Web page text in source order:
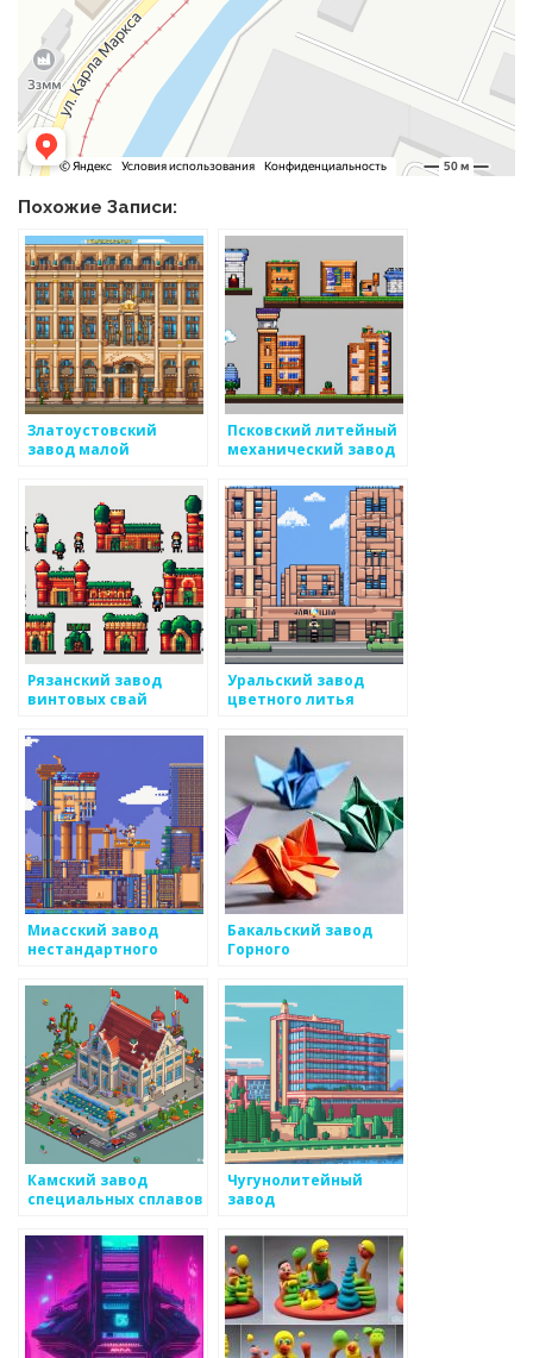
Похожие Записи:
Златоустовский
завод малой
Псковский литейный
механический завод
Рязанский завод
винтовых свай
Уральский завод
цветного литья
Миасский завод
нестандартного
Бакальский завод
Горного
Камский завод
специальных сплавов
Чугунолитейный
завод